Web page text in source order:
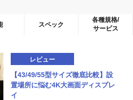
スペック
各種規格/
サービス
レビュー
【43/49/55型サイズ徹底比較】設
置場所に悩む4K大画面ディスプレ
イ